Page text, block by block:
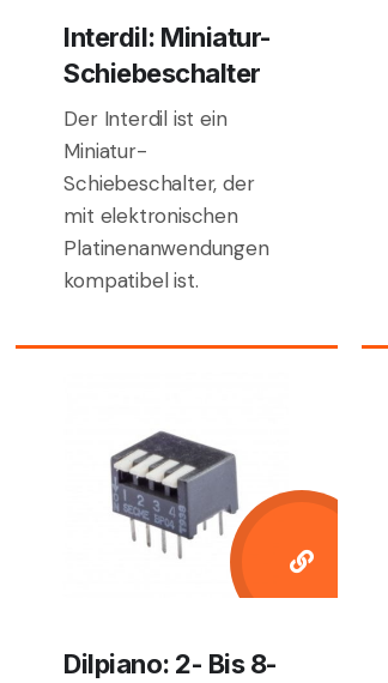
Interdil: Miniatur-
Schiebeschalter
Der Interdil ist ein
Miniatur-
Schiebeschalter, der
mit elektronischen
Platinenanwendungen
kompatibel ist.
Dilpiano: 2- Bis 8-